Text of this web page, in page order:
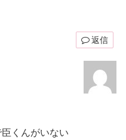
返信
がいない